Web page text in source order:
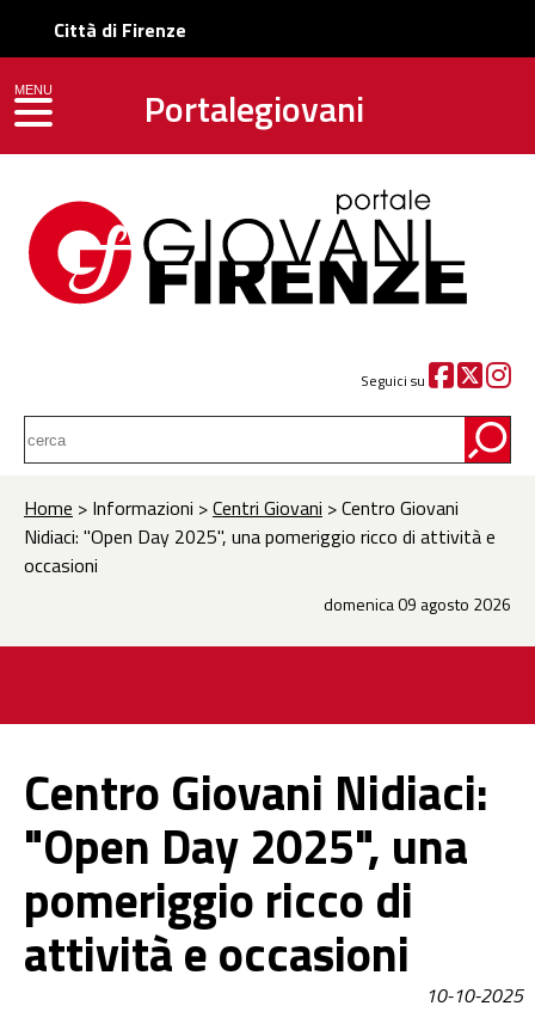
Città di Firenze
Portalegiovani
Seguici su
MENU
toggle navigation
Home > Informazioni >Centri Giovani > Centro Giovani
Nidiaci: "Open Day 2025", una pomeriggio ricco di attività e
occasioni
domenica 09 agosto 2026
Centro Giovani Nidiaci:
"Open Day 2025", una
pomeriggio ricco di
attività e occasioni
10-10-2025